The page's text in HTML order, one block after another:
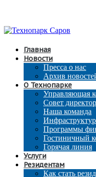
Главная
Новости
Пресса о нас
Архив
О Технопарке
Управляющая
Совет
Наша команда
Программы
Гостиничный
Горячая линия
Услуги
Резидентам
Как стать